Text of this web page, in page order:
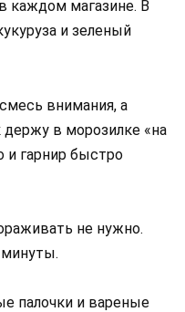
каждом магазине. В
и зеленый
внимания, а
держу в морозилке «на
и гарнир быстро
не нужно.
палочки и вареные